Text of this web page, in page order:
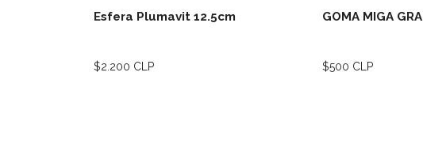
Esfera Plumavit 12.5cm
$2.200 CLP
GOMA MIGA
$500 CLP